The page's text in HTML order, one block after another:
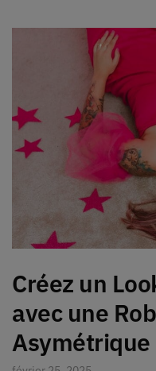
Créez un
avec une
Asymétrique